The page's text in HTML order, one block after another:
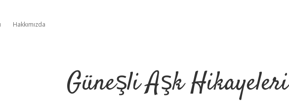
Hakkımızda
Güneşli Aşk Hikayeleri